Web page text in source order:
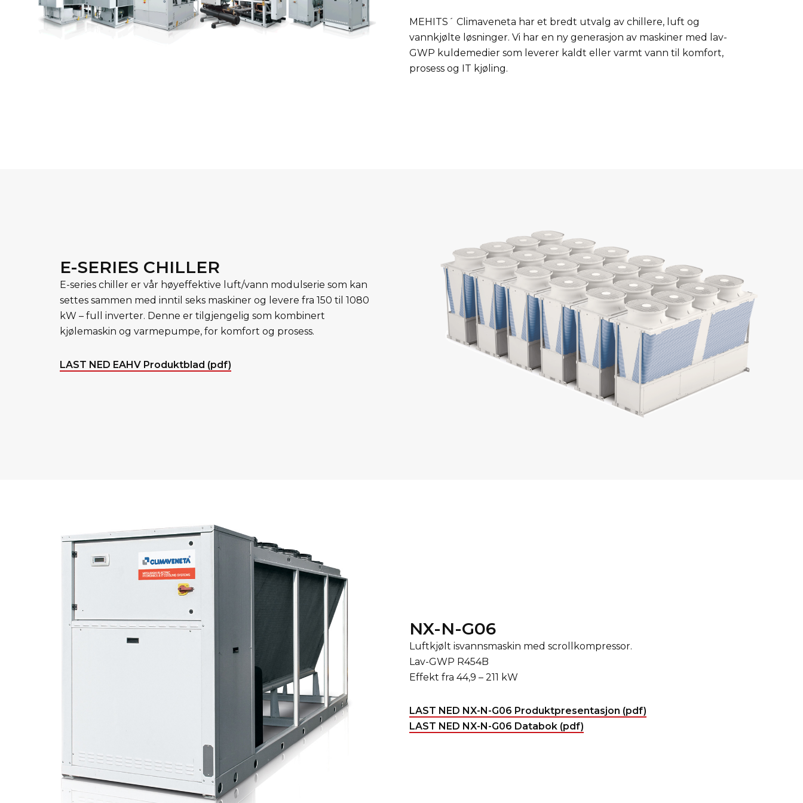
MEHITS´ Climaveneta har et bredt utvalg av chillere, luft og
vannkjølte løsninger. Vi har en ny generasjon av maskiner med lav-
GWP kuldemedier som leverer kaldt eller varmt vann til komfort,
prosess og IT kjøling.
E-SERIES CHILLER
E-series chiller er vår høyeffektive luft/vann modulserie som kan
settes sammen med inntil seks maskiner og levere fra 150 til 1080
kW – full inverter. Denne er tilgjengelig som kombinert
kjølemaskin og varmepumpe, for komfort og prosess.
LAST NED EAHV Produktblad (pdf)
NX-N-G06
Luftkjølt isvannsmaskin med scrollkompressor.
Lav-GWP R454B
Effekt fra 44,9 – 211 kW
LAST NED NX-N-G06 Produktpresentasjon (pdf)
LAST NED NX-N-G06 Databok (pdf)